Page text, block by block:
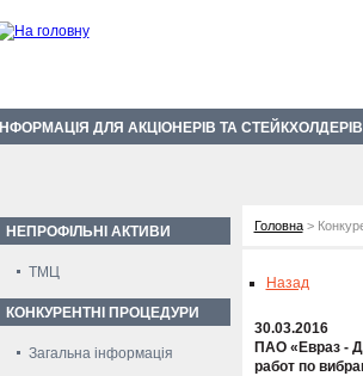
ІНФОРМАЦІЯ ДЛЯ АКЦІОНЕРІВ ТА СТЕЙКХОЛДЕРІВ
НЕПРОФІЛЬНІ АКТИВИ
ТМЦ
КОНКУРЕНТНІ ПРОЦЕДУРИ
Загальна інформація
Головна>
Назад
30.03.2016
ПАО «Евраз -
работ по